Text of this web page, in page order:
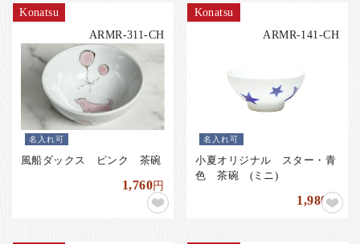
Konatsu
ARMR-311-CH
名入れ可
風船ダックス ピンク 茶碗
1,760円
Konatsu
ARMR-141-CH
名入れ可
小夏オリジナル スター・青
色 茶碗 (ミニ)
1,980円